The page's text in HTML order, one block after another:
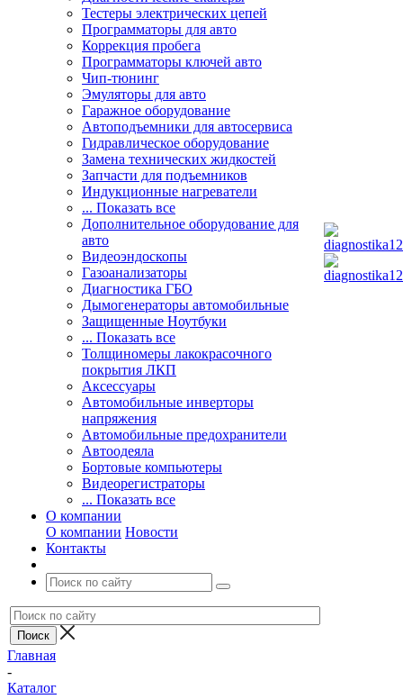
Тестеры электрических цепей
Программаторы для авто
Коррекция пробега
Программаторы ключей авто
Чип-тюнинг
Эмуляторы для авто
Гаражное оборудование
Автоподъемники для автосервиса
Гидравлическое оборудование
Замена технических жидкостей
Запчасти для подъемников
Индукционные нагреватели
... Показать все
Дополнительное оборудование для
авто
Видеоэндоскопы
Газоанализаторы
Диагностика ГБО
Дымогенераторы автомобильные
Защищенные Ноутбуки
... Показать все
Толщиномеры лакокрасочного
покрытия ЛКП
Аксессуары
Автомобильные инверторы
напряжения
Автомобильные предохранители
Автоодеяла
Бортовые компьютеры
Видеорегистраторы
... Показать все
О компании
О компании Новости
Контакты
Главная
-
Каталог